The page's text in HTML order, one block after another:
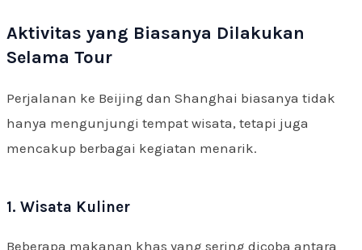
Aktivitas yang Biasanya Dilakukan
Selama Tour
Perjalanan ke Beijing dan Shanghai biasanya tidak
hanya mengunjungi tempat wisata, tetapi juga
mencakup berbagai kegiatan menarik.
1. Wisata Kuliner
Beberapa makanan khas yang sering dicoba antara